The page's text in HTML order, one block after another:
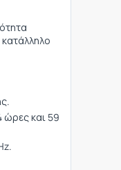
ώρες και 59